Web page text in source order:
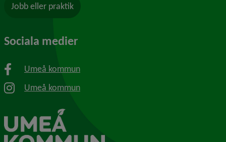
Jobb eller praktik
Sociala medier
Umeå kommun
Umeå kommun